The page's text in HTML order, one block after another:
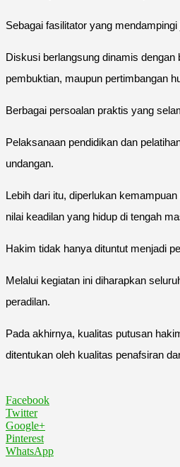
Sebagai fasilitator yang
Diskusi berlangsung dinamis
pembuktian, maupun pertimbangan
Berbagai persoalan praktis yang
Pelaksanaan pendidikan dan
undangan.
Lebih dari itu, diperlukan
nilai keadilan yang hidup di tengah
Hakim tidak hanya dituntut menjadi
Melalui kegiatan ini diharapkan
peradilan.
Pada akhirnya, kualitas putusan
ditentukan oleh kualitas penafsiran
Facebook
Twitter
Google+
Pinterest
WhatsApp